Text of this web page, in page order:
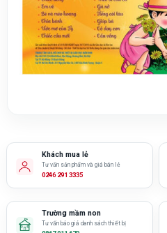
Khách mua lẻ
Tư vấn sản phẩm và giá bán lẻ
0246 291 3335
Trường mầm non
Tư vấn báo giá danh sách thiết bị